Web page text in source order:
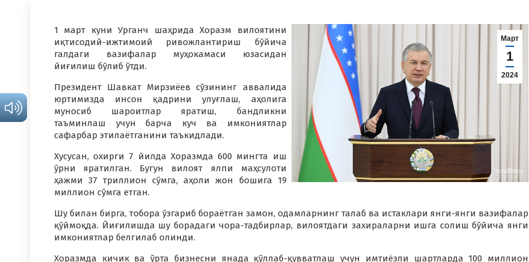
Март
1
2024
1 март куни Урганч шаҳрида Хоразм вилоятини
иқтисодий-ижтимоий ривожлантириш бўйича
галдаги вазифалар муҳокамаси юзасидан
йиғилиш бўлиб ўтди.
Президент Шавкат Мирзиёев сўзининг аввалида
юртимизда инсон қадрини улуғлаш, аҳолига
муносиб шароитлар яратиш, бандликни
таъминлаш учун барча куч ва имкониятлар
сафарбар этилаётганини таъкидлади.
Хусусан, охирги 7 йилда Хоразмда 600 мингта иш
ўрни яратилган. Бугун вилоят ялпи маҳсулоти
ҳажми 37 триллион сўмга, аҳоли жон бошига 19
миллион сўмга етган.
Шу билан бирга, тобора ўзгариб бораётган замон, одамларнинг талаб ва истаклари янги-янги вазифалар
қўймоқда. Йиғилишда шу борадаги чора-тадбирлар, вилоятдаги захираларни ишга солиш бўйича янги
имкониятлар белгилаб олинди.
Хоразмда кичик ва ўрта бизнесни янада қўллаб-қувватлаш учун имтиёзли шартларда 100 миллион